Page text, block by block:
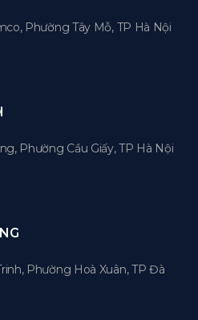
Phường Tây Mỗ, TP Hà Nội
Phường Cầu Giấy, TP Hà Nội
Phường Hoà Xuân, TP Đà